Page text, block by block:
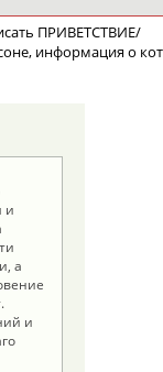
ПРИВЕТСТВИЕ/
информация о
и
а
и